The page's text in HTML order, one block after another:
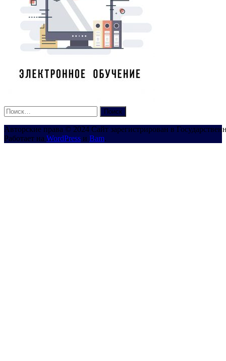
Найти:
Авторские права © 2024 Сайт зарегистрирован в
Работает на WordPress и Bam.